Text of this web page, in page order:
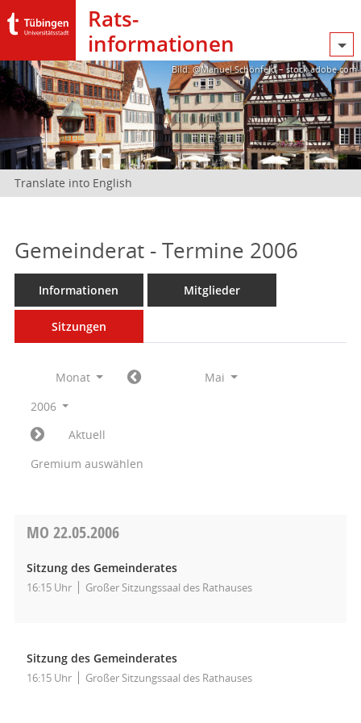
Rats­
informationen
Bild: @Manuel Schönfeld – stock.adobe.com
Translate into English
Gemeinderat - Termine 2006
Informationen Mitglieder
Sitzungen
Monat
Mai
2006
Aktuell
Gremium auswählen
MO 22.05.2006
Sitzung des Gemeinderates
16:15 Uhr Großer Sitzungssaal des Rathauses
Sitzung des Gemeinderates
16:15 Uhr Großer Sitzungssaal des Rathauses